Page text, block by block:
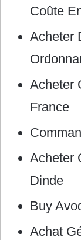
Coûte
Acheter
Acheter
France
Acheter
Dinde
Buy
Achat